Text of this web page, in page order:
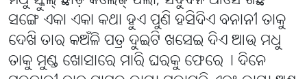
ସଙ୍ଗେ ଏକା ଏକା କଥା ହୁଏ ପୁଣି ହସିଦିଏ ବନାନୀ ତାକୁ
ଦେଖି ତାର କଅଁଳି ପତ୍ର ଦୁଇଟି ଖସେଇ ଦିଏ ଆଉ ମଧୁ
ତାକୁ ମୁଣ୍ଡ ଖୋସାରେ ମାରି ଘରକୁ ଫେରେ୤ ଦିନେ